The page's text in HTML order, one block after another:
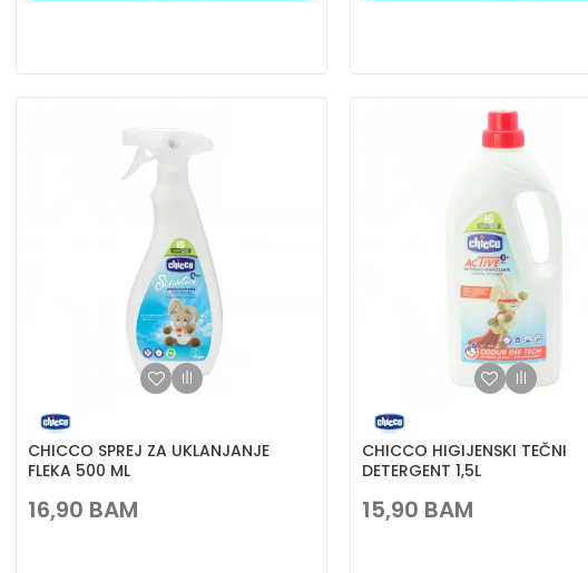
CHICCO SPREJ ZA UKLANJANJE
FLEKA 500 ML
16,90 BAM
CHICCO HIGIJENSKI TEČNI
DETERGENT 1,5L
15,90 BAM